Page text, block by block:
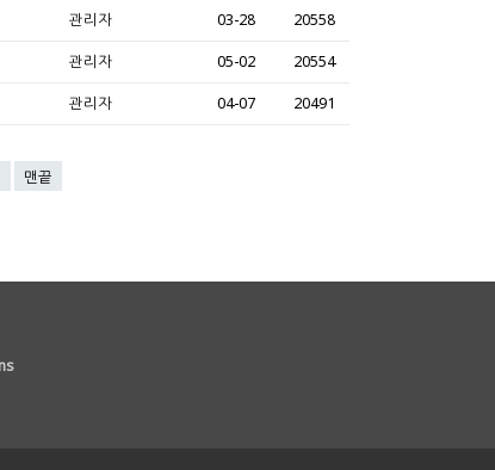
관리자 03-28 20558
관리자 05-02 20554
관리자 04-07 20491
맨끝